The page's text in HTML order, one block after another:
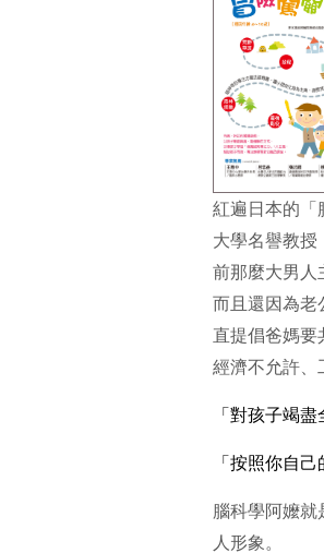
紅遍日本的「
大學名譽教授
前那麼大男人
而且還因為老
直提倡爸媽要
經濟不允許、
「對孩子竭
「按照你自
腦科學阿嬤
人形象。